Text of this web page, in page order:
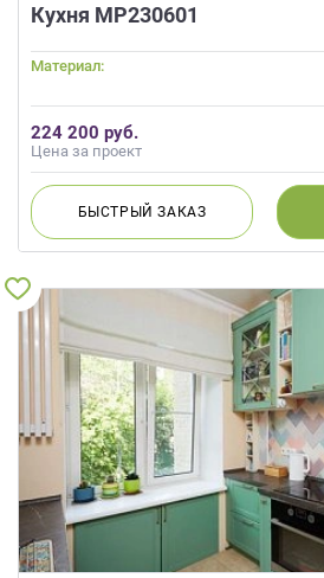
Кухня МР230601
Материал:
224 200 руб.
Цена за проект
БЫСТРЫЙЗАКАЗ
данных.